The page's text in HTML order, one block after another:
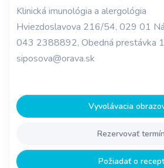
Klinická imunológia a alergológia
Hviezdoslavova 216/54, 029 01
043 2388892, Obedná prestávka
siposova@orava.sk
Vyvolávacia
Rezervovať termín
Požiadať o recept